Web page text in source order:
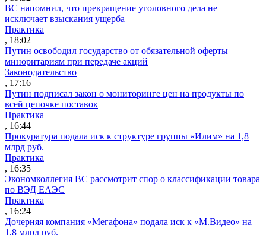
ВС напомнил, что прекращение уголовного дела не
исключает взыскания ущерба
Практика
, 18:02
Путин освободил государство от обязательной оферты
миноритариям при передаче акций
Законодательство
, 17:16
Путин подписал закон о мониторинге цен на продукты по
всей цепочке поставок
Практика
, 16:44
Прокуратура подала иск к структуре группы «Илим» на 1,8
млрд руб.
Практика
, 16:35
Экономколлегия ВС рассмотрит спор о классификации товара
по ВЭД ЕАЭС
Практика
, 16:24
Дочерняя компания «Мегафона» подала иск к «М.Видео» на
1,8 млрд руб.